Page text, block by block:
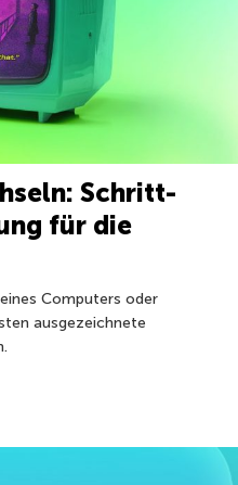
Schritt-
für die
Computers oder
ausgezeichnete